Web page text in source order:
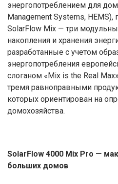
энергопотреблением для
Management Systems,
SolarFlow Mix — три
накопления и хранения
разработанные с учетом
энергопотребления
слоганом «Mix is the Real
тремя равноправными
которых ориентирован на
домохозяйства.
SolarFlow 4000 Mix Pro —
больших домов